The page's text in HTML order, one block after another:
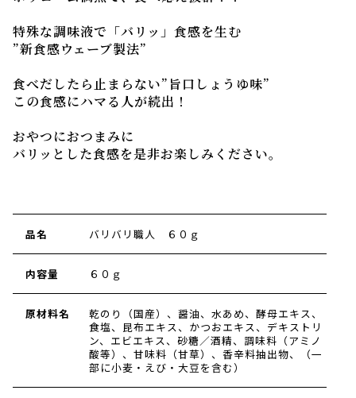
特殊な調味液で「バリッ」食感を生む
”新食感ウェーブ製法”
食べだしたら止まらない”旨口しょうゆ味”
この食感にハマる人が続出！
おやつにおつまみに
バリッとした食感を是非お楽しみください。
品名 バリバリ職人 ６０ｇ
内容量 ６０ｇ
原材料名
乾のり（国産）、醤油、水あめ、酵母エキス、
食塩、昆布エキス、かつおエキス、デキストリ
ン、エビエキス、砂糖／酒精、調味料（アミノ
酸等）、甘味料（甘草）、香辛料抽出物、（一
部に小麦・えび・大豆を含む）